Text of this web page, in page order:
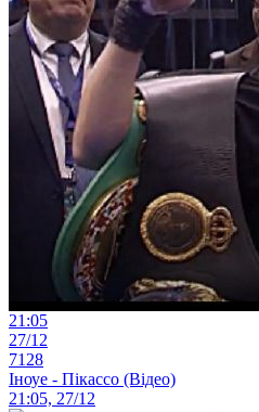
21:05
27/12
7128
Іноуе - Пікассо (Відео)
21:05, 27/12